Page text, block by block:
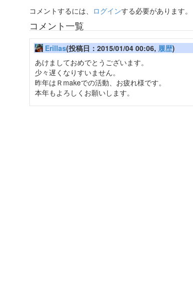
コメントするには、 ログインする必要があります。
コメント一覧
Erillas(投稿日：2015/01/04 00:06, 履歴)
あけましておめでとうございます。
少々遅くなりすいません。
昨年はＲmakeでの活動、お疲れ様です。
本年もよろしくお願いします。